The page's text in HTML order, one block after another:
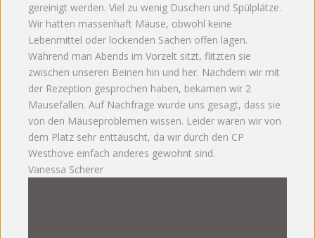
gereinigt werden. Viel zu wenig Duschen und Spülplätze.
Wir hatten massenhaft Mäuse, obwohl keine
Lebenmittel oder lockenden Sachen offen lagen.
Während man Abends im Vorzelt sitzt, flitzten sie
zwischen unseren Beinen hin und her. Nachdem wir mit
der Rezeption gesprochen haben, bekamen wir 2
Mausefallen. Auf Nachfrage wurde uns gesagt, dass sie
von den Mäuseproblemen wissen. Leider waren wir von
dem Platz sehr enttäuscht, da wir durch den CP
Westhove einfach anderes gewohnt sind.
Vanessa Scherer